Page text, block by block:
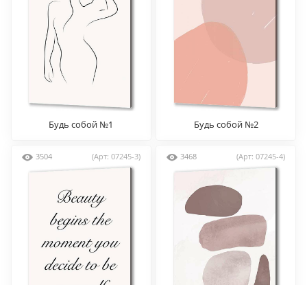
Будь собой №1 Будь собой №2
3504 (Арт: 07245-3) 3468 (Арт: 07245-4)